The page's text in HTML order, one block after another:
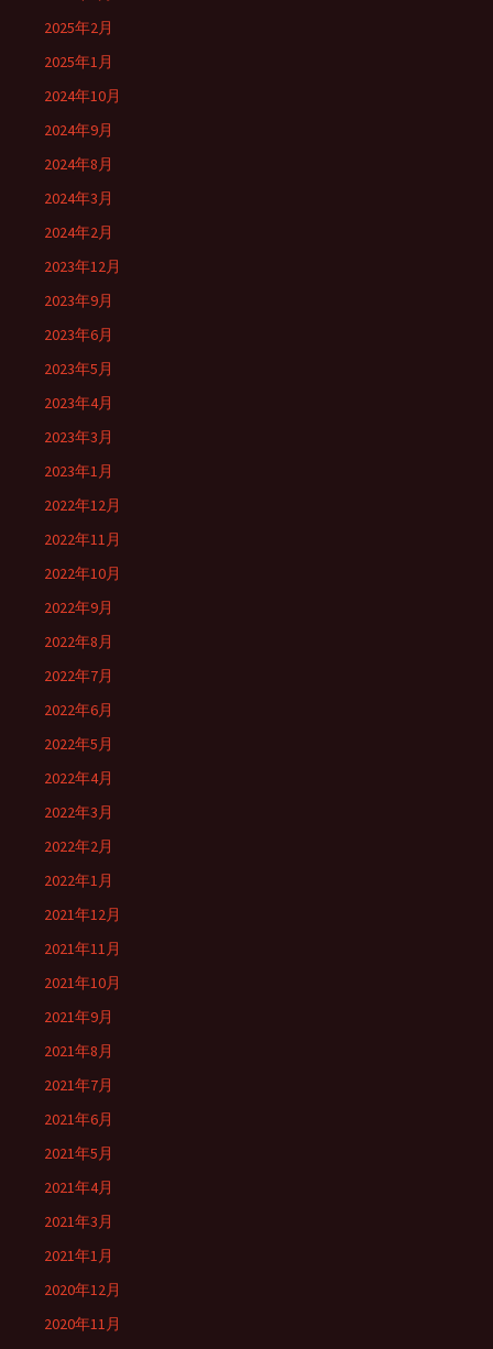
2025年2月
2025年1月
2024年10月
2024年9月
2024年8月
2024年3月
2024年2月
2023年12月
2023年9月
2023年6月
2023年5月
2023年4月
2023年3月
2023年1月
2022年12月
2022年11月
2022年10月
2022年9月
2022年8月
2022年7月
2022年6月
2022年5月
2022年4月
2022年3月
2022年2月
2022年1月
2021年12月
2021年11月
2021年10月
2021年9月
2021年8月
2021年7月
2021年6月
2021年5月
2021年4月
2021年3月
2021年1月
2020年12月
2020年11月